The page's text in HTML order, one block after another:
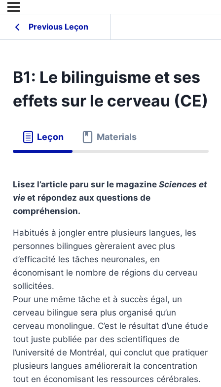
Previous Leçon
B1: Le bilinguisme et ses
effets sur le cerveau (CE)
Leçon Materials
Lisez l’article paru sur le magazine Sciences et
vieet répondez aux questions de
compréhension.
Habitués à jongler entre plusieurs langues, les
personnes bilingues gèreraient avec plus
d’efficacité les tâches neuronales, en
économisant le nombre de régions du cerveau
sollicitées.
Pour une même tâche et à succès égal, un
cerveau bilingue sera plus organisé qu’un
cerveau monolingue. C’est le résultat d’une étude
tout juste publiée par des scientifiques de
l’université de Montréal, qui conclut que pratiquer
plusieurs langues améliorerait la concentration
tout en économisant les ressources cérébrales.